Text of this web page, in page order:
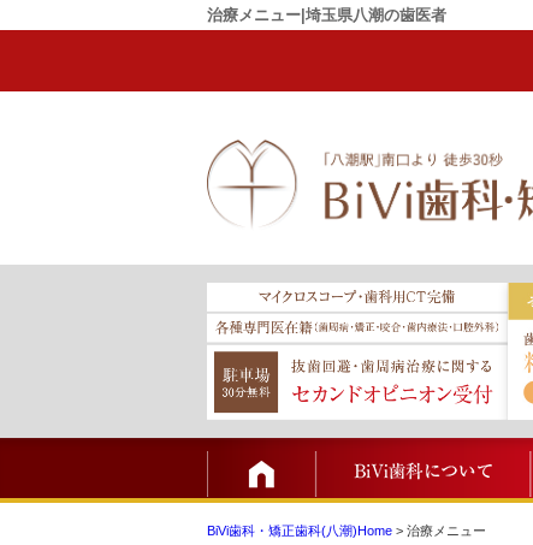
治療メニュー|埼玉県八潮の歯医者
TOP
BiVi歯科・矯正歯科(八潮)Home > 治療メニュー